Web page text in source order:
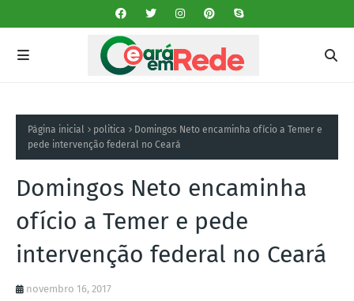
Página inicial politica
Domingos Neto encaminha ofício a Temer e
pede intervenção federal no Ceará
Domingos Neto encaminha
ofício a Temer e pede
intervenção federal no Ceará
novembro 16, 2017